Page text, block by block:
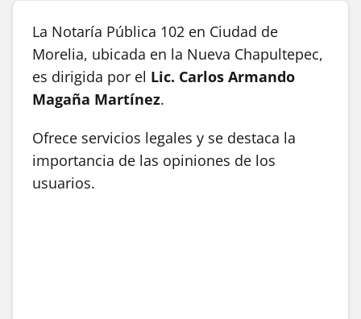
La Notaría Pública 102 en Ciudad de
Morelia, ubicada en la Nueva Chapultepec,
es dirigida por el Lic. Carlos Armando
Magaña Martínez.
Ofrece servicios legales y se destaca la
importancia de las opiniones de los
usuarios.